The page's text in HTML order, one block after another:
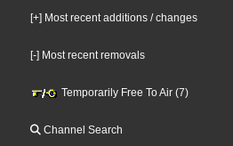
[+] Most recent additions / changes
[-] Most recent removals
Temporarily Free To Air (7)
Channel Search